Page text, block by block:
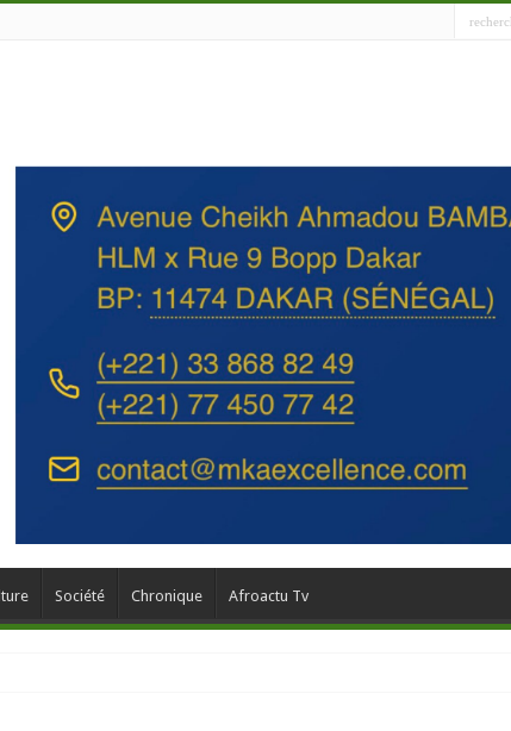
Société Chronique Afroactu Tv